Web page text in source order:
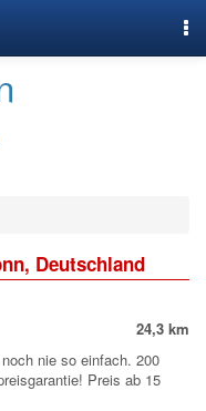
Deutschland
24,3 km
nie so einfach. 200
Preis ab 15